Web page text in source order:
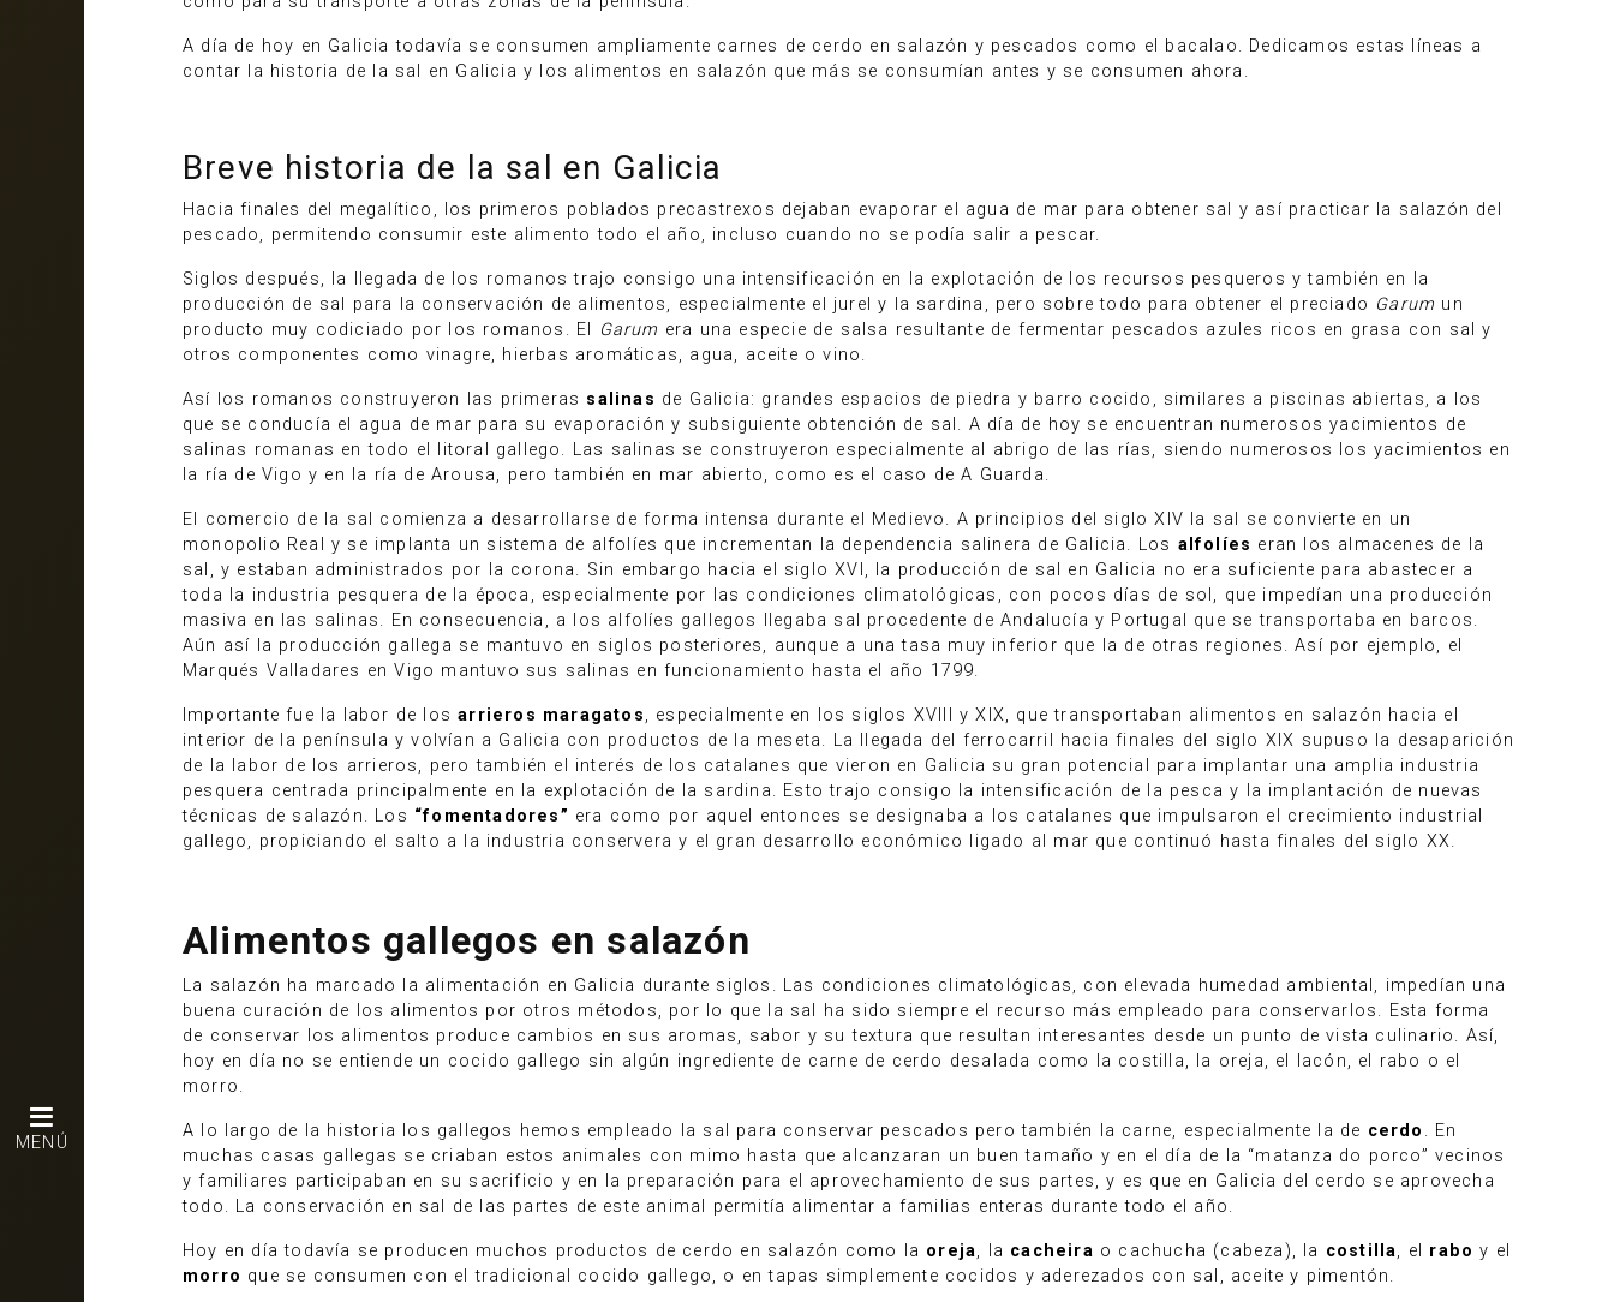
MENÚ
A día de hoy en Galicia todavía se consumen ampliamente carnes de cerdo en salazón y pescados como el bacalao. Dedicamos estas líneas a
contar la historia de la sal en Galicia y los alimentos en salazón que más se consumían antes y se consumen ahora.
Breve historia de la sal en Galicia
Hacia finales del megalítico, los primeros poblados precastrexos dejaban evaporar el agua de mar para obtener sal y así practicar la salazón del
pescado, permitendo consumir este alimento todo el año, incluso cuando no se podía salir a pescar.
Siglos después, la llegada de los romanos trajo consigo una intensificación en la explotación de los recursos pesqueros y también en la
producción de sal para la conservación de alimentos, especialmente el jurel y la sardina, pero sobre todo para obtener el preciado Garum un
producto muy codiciado por los romanos. El
Garum era una especie de salsa resultante de fermentar pescados azules ricos en grasa con sal y
otros componentes como vinagre, hierbas aromáticas, agua, aceite o vino.
Así los romanos construyeron las primeras salinas de Galicia: grandes espacios de piedra y barro cocido, similares a piscinas abiertas, a los
que se conducía el agua de mar para su evaporación y subsiguiente obtención de sal. A día de hoy se encuentran numerosos yacimientos de
salinas romanas en todo el litoral gallego. Las salinas se construyeron especialmente al abrigo de las rías, siendo numerosos los yacimientos en
la ría de Vigo y en la ría de Arousa, pero también en mar abierto, como es el caso de A Guarda.
El comercio de la sal comienza a desarrollarse de forma intensa durante el Medievo. A principios del siglo XIV la sal se convierte en un
monopolio Real y se implanta un sistema de alfolíes que incrementan la dependencia salinera de Galicia. Los alfolíes eran los almacenes de la
sal, y estaban administrados por la corona. Sin embargo hacia el siglo XVI, la producción de sal en Galicia no era suficiente para abastecer a
toda la industria pesquera de la época, especialmente por las condiciones climatológicas, con pocos días de sol, que impedían una producción
masiva en las salinas. En consecuencia, a los alfolíes gallegos llegaba sal procedente de Andalucía y Portugal que se transportaba en barcos.
Aún así la producción gallega se mantuvo en siglos posteriores, aunque a una tasa muy inferior que la de otras regiones. Así por ejemplo, el
Marqués Valladares en Vigo mantuvo sus salinas en funcionamiento hasta el año 1799.
Importante fue la labor de losarrieros maragatos, especialmente en los siglos XVIII y XIX, que transportaban alimentos en salazón hacia el
interior de la península y volvían a Galicia con productos de la meseta. La llegada del ferrocarril hacia finales del siglo XIX supuso la desaparición
de la labor de los arrieros, pero también el interés de los catalanes que vieron en Galicia su gran potencial para implantar una amplia industria
pesquera centrada principalmente en la explotación de la sardina. Esto trajo consigo la intensificación de la pesca y la implantación de nuevas
técnicas de salazón. Los “fomentadores” era como por aquel entonces se designaba a los catalanes que impulsaron el crecimiento industrial
gallego, propiciando el salto a la industria conservera y el gran desarrollo económico ligado al mar que continuó hasta finales del siglo XX.
Alimentos gallegos en salazón
La salazón ha marcado la alimentación en Galicia durante siglos. Las condiciones climatológicas, con elevada humedad ambiental, impedían una
buena curación de los alimentos por otros métodos, por lo que la sal ha sido siempre el recurso más empleado para conservarlos. Esta forma
de conservar los alimentos produce cambios en sus aromas, sabor y su textura que resultan interesantes desde un punto de vista culinario. Así,
hoy en día no se entiende un cocido gallego sin algún ingrediente de carne de cerdo desalada como la costilla, la oreja, el lacón, el rabo o el
morro.
A lo largo de la historia los gallegos hemos empleado la sal para conservar pescados pero también la carne, especialmente la de cerdo . En
muchas casas gallegas se criaban estos animales con mimo hasta que alcanzaran un buen tamaño y en el día de la “matanza do porco” vecinos
y familiares participaban en su sacrificio y en la preparación para el aprovechamiento de sus partes, y es que en Galicia del cerdo se aprovecha
todo. La conservación en sal de las partes de este animal permitía alimentar a familias enteras durante todo el año.
Hoy en día todavía se producen muchos productos de cerdo en salazón como la oreja, la cacheira o cachucha (cabeza), la costilla, el rabo y el
morro que se consumen con el tradicional cocido gallego, o en tapas simplemente cocidos y aderezados con sal, aceite y pimentón.